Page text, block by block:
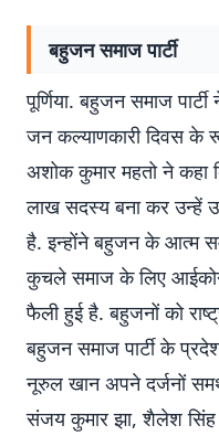
बहुजन समाज पार्टी
पूर्णिया. बहुजन समाज पार्टी
जन कल्याणकारी दिवस के
अशोक कुमार महतो ने कहा
लाख सदस्य बना कर उन्हें
है. इन्होंने बहुजन के आत्म
कुचले समाज के लिए
फैली हुई है. बहुजनों को
बहुजन समाज पार्टी के
नूरुल खान अपने दर्जनों
संजय कुमार झा, शैलेश सिंह